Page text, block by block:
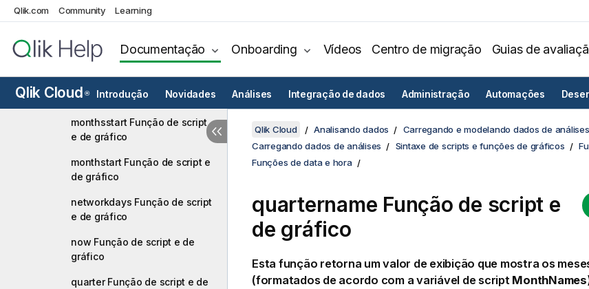
Qlik.com Community Learning
Documentação Onboarding Vídeos Centro de migração Guias de
Qlik Cloud ® Introdução Novidades Análises Integração de dados Administração Automações
e de gráfico
monthsend Função de script e
de gráfico
e de gráfico
monthsstart Função de script
e de gráfico
monthstart Função de script e
de gráfico
networkdays Função de script
e de gráfico
now Função de script e de
gráfico
quarter Função de script e de
Qlik Cloud Analisando dados
Carregando e modelando dados de análises
Carregando dados de análises
Sintaxe de scripts e funções de gráficos
Funções de data e hora
quartername Função de script e
de gráfico
Esta função retorna um valor de exibição que mostra os
(formatados de acordo com a variável de script MonthNames